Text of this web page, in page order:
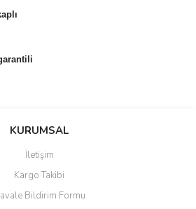
ilk yorumu siz yapın!
bozuk veya görüntülenemiyor.
eksik bilgiler bulunuyor.
KURUMSAL
İletişim
Kargo Takibi
Bildirim Formu